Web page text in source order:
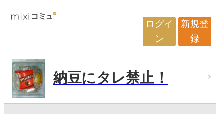
ログイ
ン
新規登
録
納豆にタレ禁止！